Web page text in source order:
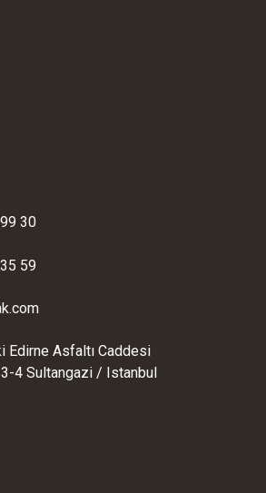
30
59
Edirne Asfaltı Caddesi
4 Sultangazi / Istanbul